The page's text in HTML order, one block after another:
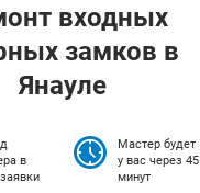
входных
замков в
Янауле
в
Мастер будет
у вас через 45
минут